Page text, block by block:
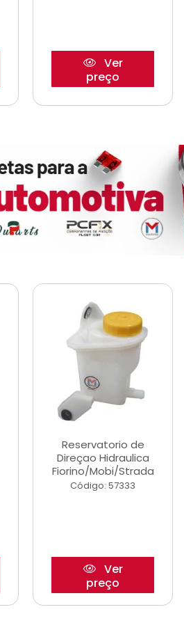
Ver
preço
Reservatorio de
Direçao Hidraulica
Fiorino/Mobi/Strada
Código: 57333
Ver
preço